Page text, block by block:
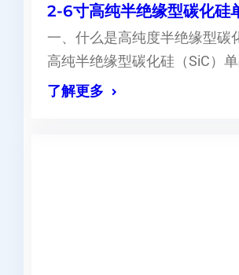
2-6寸高纯半绝缘型碳化硅
一、什么是高纯度半绝缘型碳
高纯半绝缘型碳化硅（SiC）
了解更多